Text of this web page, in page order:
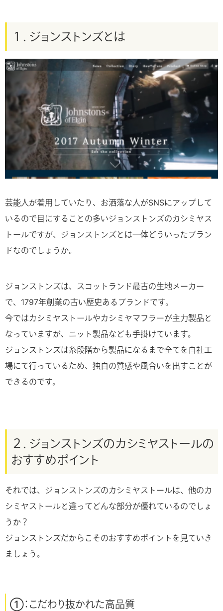
１．ジョンストンズとは
芸能人が着用していたり、お洒落な人がSNSにアップして
いるので目にすることの多いジョンストンズのカシミヤス
トールですが、ジョンストンズとは一体どういったブラン
ドなのでしょうか。
ジョンストンズは、スコットランド最古の生地メーカー
で、1797年創業の古い歴史あるブランドです。
今ではカシミヤストールやカシミヤマフラーが主力製品と
なっていますが、ニット製品なども手掛けています。
ジョンストンズは糸段階から製品になるまで全てを自社工
場にて行っているため、独自の質感や風合いを出すことが
できるのです。
２．ジョンストンズのカシミヤストールの
おすすめポイント
それでは、ジョンストンズのカシミヤストールは、他のカ
シミヤストールと違ってどんな部分が優れているのでしょ
うか？
ジョンストンズだからこそのおすすめポイントを見ていき
ましょう。
①：こだわり抜かれた高品質